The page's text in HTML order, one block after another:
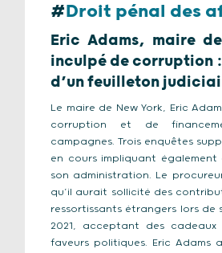
#Droit pénal des
Eric Adams, maire
inculpé de corruption :
d’un feuilleton
Le maire de New York, Eric
corruption et de
campagnes. Trois enquêtes
en cours impliquant également
son administration. Le
qu’il aurait sollicité des
ressortissants étrangers lors de
2021, acceptant des
faveurs politiques. Eric Adams